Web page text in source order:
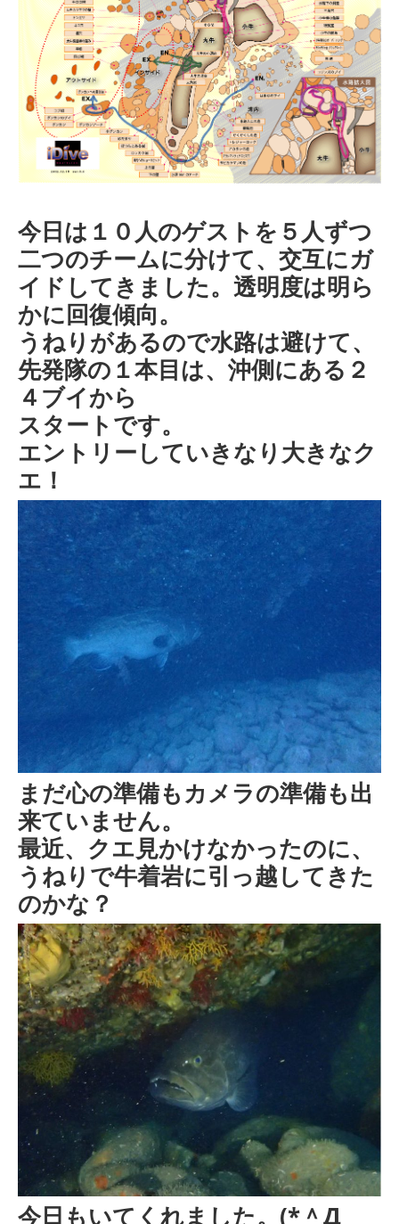
今日は１０人のゲストを５人ずつ
二つのチームに分けて、交互にガ
イドしてきました。透明度は明ら
かに回復傾向。
うねりがあるので水路は避けて、
先発隊の１本目は、沖側にある２
４ブイから
スタートです。
エントリーしていきなり大きなク
エ！
まだ心の準備もカメラの準備も出
来ていません。
最近、クエ見かけなかったのに、
うねりで牛着岩に引っ越してきた
のかな？
今日もいてくれました。(*＾Д